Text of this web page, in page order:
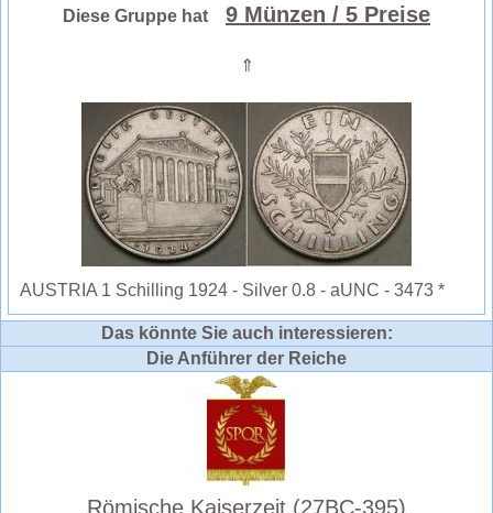
Diese Gruppe hat
9 Münzen / 5 Preise
⇑
AUSTRIA 1 Schilling 1924 - Silver 0.8 - aUNC - 3473 *
Das könnte Sie auch interessieren:
Die Anführer der Reiche
Römische Kaiserzeit (27BC-395)